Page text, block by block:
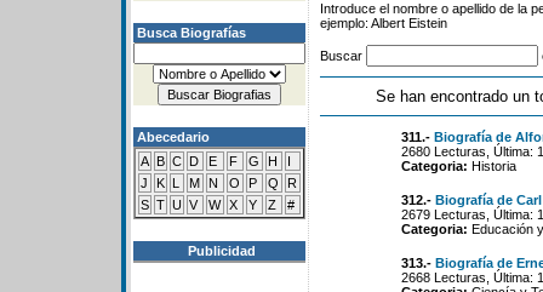
Busca Biografías
Abecedario
A B C D E F G H
I
J
K L M N O P Q
R
S T U V W X Y Z #
Publicidad
Introduce el nombre o apellido de la
ejemplo: Albert Eistein
Buscar
Se han encontrado un
311.- Biografía de
2680 Lecturas, Última:
Categoria: Historia
312.- Biografía de
2679 Lecturas, Última:
Categoria: Educación
313.- Biografía de
2668 Lecturas, Última: